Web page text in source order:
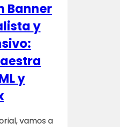
Banner
y
y
vamos a